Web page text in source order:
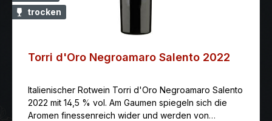
trocken
Torri d'Oro Negroamaro Salento 2022
Italienischer Rotwein Torri d'Oro Negroamaro Salento
2022 mit 14,5 % vol. Am Gaumen spiegeln sich die
Aromen finessenreich wider und werden von